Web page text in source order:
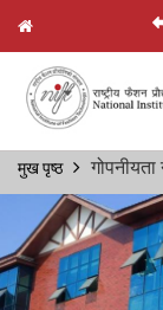
Skip
content
मुख पृष्ठ